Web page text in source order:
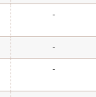
-
-
-